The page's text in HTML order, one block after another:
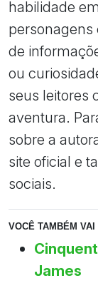
habilidade
personagens
de
ou
seus leitores
aventura.
sobre a
site oficial e
sociais.
VOCÊ TAMBÉM VAI
James